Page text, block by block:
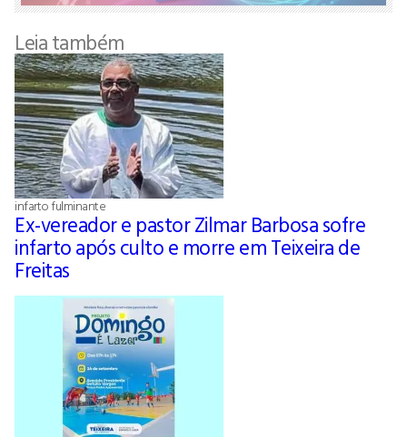
Leia também
infarto fulminante
Ex-vereador e pastor Zilmar Barbosa sofre
infarto após culto e morre em Teixeira de
Freitas